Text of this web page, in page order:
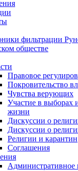
фильтрации
обществе
Правовое
Покровительство
Чувства верующих
Участие в выборах
жизни
Дискуссии о
Дискуссии о
Религии и карантин
Соглашения
Административное